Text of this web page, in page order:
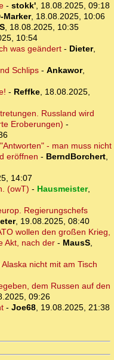
- stokk', 18.08.2025, 09:18
Marker, 18.08.2025, 10:06
, 18.08.2025, 10:35
10:54
was geändert- Dieter,
Schlips- Ankawor,
- Reffke, 18.08.2025,
Russland wird
Eroberungen) -
- man muss nicht
eröffnen - BerndBorchert,
14:07
(owT) - Hausmeister,
Regierungschefs
, 19.08.2025, 08:40
wollen den großen Krieg,
Akt, nach der - MausS,
nicht mit am Tisch
dem Russen auf den
09:26
- Joe68, 19.08.2025, 21:38